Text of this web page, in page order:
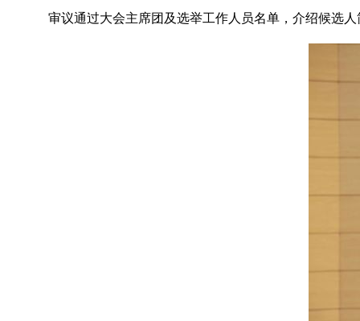
审议通过大会主席团及选举工作人员名单，介绍候选